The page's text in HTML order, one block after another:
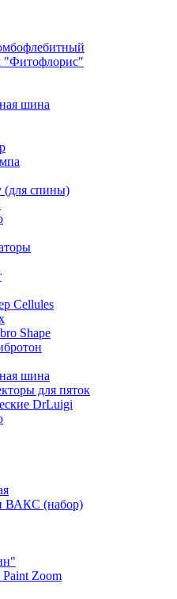
"Фитофлорис"
шина
(для спины)
Cellules
Shape
шина
для пяток
DrLuigi
ВАКС (набор)
Paint Zoom